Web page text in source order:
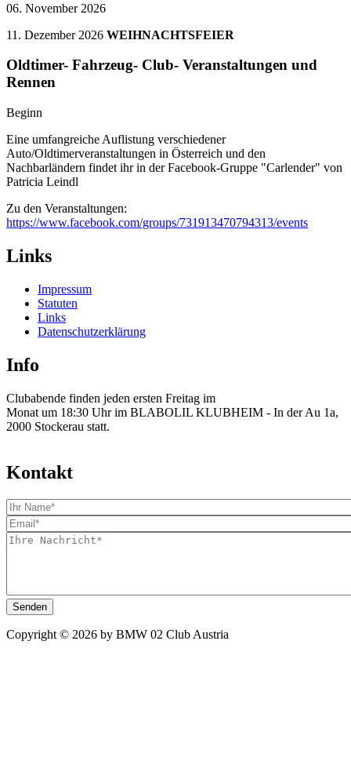
06. November 2026
11. Dezember 2026 WEIHNACHTSFEIER
Oldtimer- Fahrzeug- Club- Veranstaltungen und
Rennen
Beginn
Eine umfangreiche Auflistung verschiedener
Auto/Oldtimerveranstaltungen in Österreich und den
Nachbarländern findet ihr in der Facebook-Gruppe "Carlender" von
Patricia Leindl
Zu den Veranstaltungen:
https://www.facebook.com/groups/731913470794313/events
Links
Impressum
Statuten
Links
Datenschutzerklärung
Info
Clubabende finden jeden ersten Freitag im
Monat um 18:30 Uhr im BLABOLIL KLUBHEIM - In der Au 1a,
2000 Stockerau statt.
Kontakt
Copyright © 2026 by BMW 02 Club Austria